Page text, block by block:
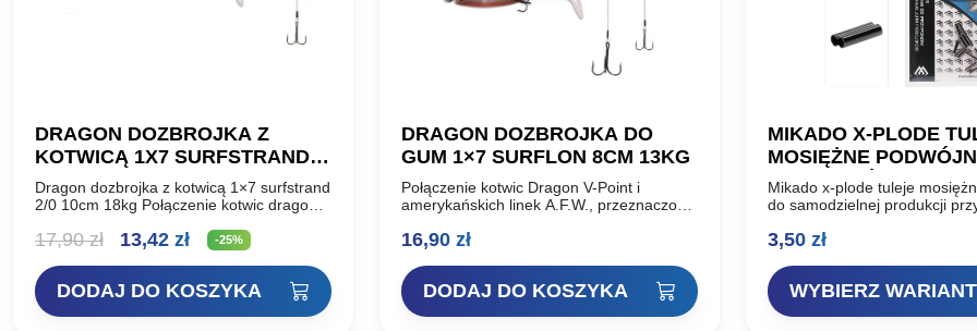
DRAGON DOZBROJKA Z
KOTWICĄ 1X7 SURFSTRAND
2/0 10CM 18KG
Dragon dozbrojka z kotwicą 1×7 surfstrand
2/0 10cm 18kg Połączenie kotwic dragon
Przeznaczone do dozbrajania średnich, i
17,90zł
Pierwotna
cena
wynosiła:
13,42 złAktualna
cena
wynosi:
-25%
DODAJ DO KOSZYKA
DRAGON DOZBROJKA DO
GUM 1×7 SURFLON 8CM 13KG
Połączenie kotwic Dragon V-Point i
amerykańskich linek A.F.W., przeznaczone
celu poprawienia skuteczności zacięć.
Kotwica…
16,90 zł
DODAJ DO KOSZYKA
MIKADO X-PLODE
MOSIĘŻNE
PRZYPONÓW ZG11-18
Mikado x-plode tuleje
do samodzielnej produkcji
Gun smoke Typ: podwójne
3,50 zł
WYBIERZ WARIANT